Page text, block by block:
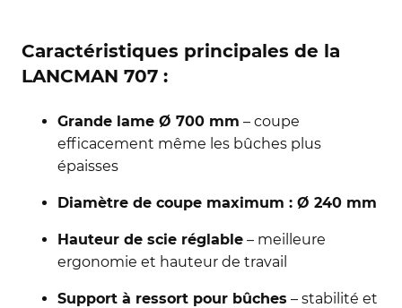
Caractéristiques principales de la
LANCMAN 707 :
Grande lame Ø 700 mm – coupe
efficacement même les bûches plus
épaisses
Diamètre de coupe maximum : Ø 240 mm
Hauteur de scie réglable– meilleure
ergonomie et hauteur de travail
Support à ressort pour bûches – stabilité et